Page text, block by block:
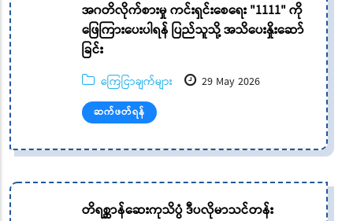
အဂတိလိုက်စားမှု ကင်းရှင်းစေရေး "1111" ကို
ဖြေကြားပေးပါရန် ပြည်သူသို့ အသိပေးနှိုးဆော်
ခြင်း
ကြေငြာချက်များ 29 May 2026
ဆက်ဖတ်ရန်
တိရစ္ဆာန်ဆေးကုသိပ္ပံ ဒီပလိုမာသင်တန်း